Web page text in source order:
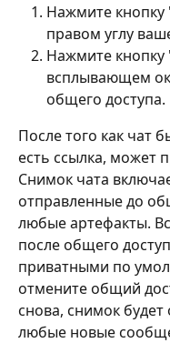
Нажмите кнопку
правом углу
Нажмите кнопку
всплывающем
общего доступа.
После того как чат
есть ссылка, может
Снимок чата
отправленные до
любые артефакты.
после общего
приватными по
отмените общий
снова, снимок
любые новые